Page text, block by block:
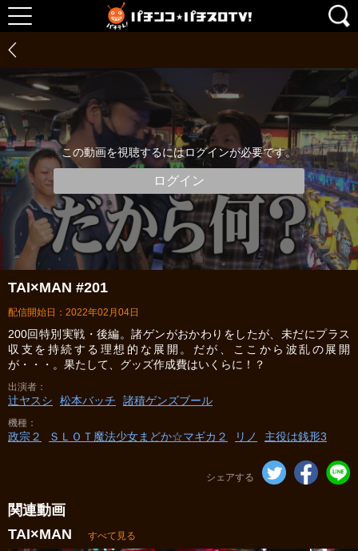
この動画を視聴するにはログインが必要です。
ログイン
TAI×MAN #201
配信開始日：2022年02月04日
200回特別実戦・後編。諸ゲンがおかわりをしたが、未だにプラス
収支を持続する理想的な展開。だが、ここから波乱の展開
が・・・。果たして、グッズ作成費はいくらに！？
出演者
辻ヤスシ 松本バッチ 諸積ゲンズブール
機種
政宗２ ＳＬＯＴ魔法少女まどか☆マギカ２ リノ 主役は銭形3
シェアする
関連動画
TAI×MAN
すべて見る